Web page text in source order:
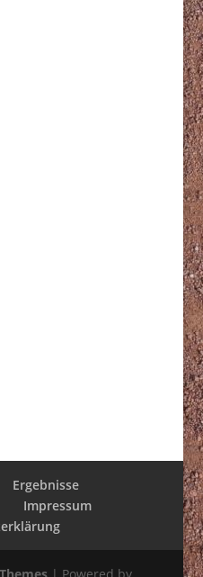
Ergebnisse
Impressum